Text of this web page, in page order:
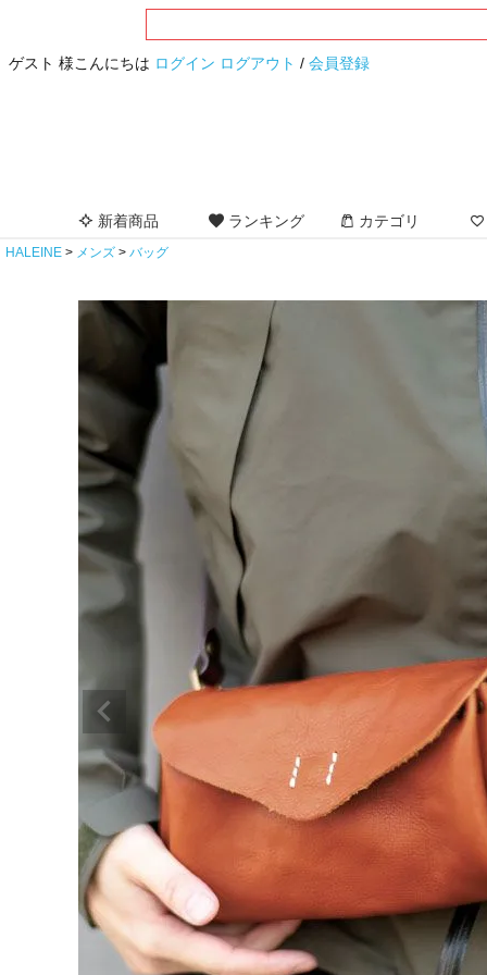
ゲスト 様こんにちは ログイン ログアウト / 会員登録
新着商品 ランキング カテゴリ
HALEINE メンズ バッグ